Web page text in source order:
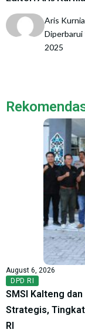
Aris
2025
August 6, 2026
DPD RI
SMSI Kalteng
Strategis,
RI